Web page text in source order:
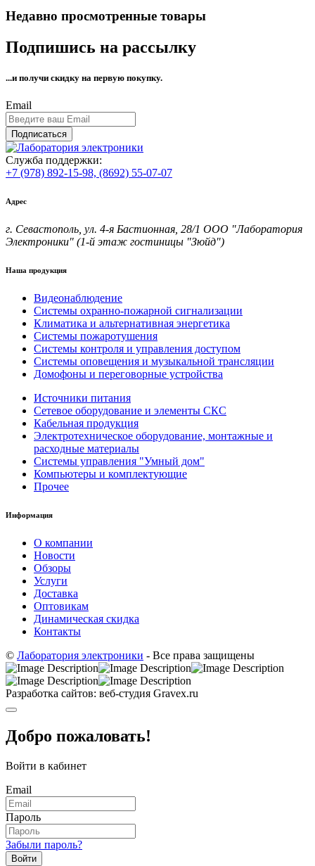
Недавно просмотренные товары
Подпишись на рассылку
...и получи скидку на первую покупку.
Email
Подписаться
Служба поддержки:
+7 (978) 892-15-98, (8692) 55-07-07
Адрес
г. Севастополь, ул. 4-я Бастионная, 28/1 ООО "Лаборатория
Электроники" (1-й этаж гостиницы "Зюйд")
Наша продукция
Видеонаблюдение
Системы охранно-пожарной сигнализации
Климатика и альтернативная энергетика
Системы пожаротушения
Системы контроля и управления доступом
Системы оповещения и музыкальной трансляции
Домофоны и переговорные устройства
Источники питания
Сетевое оборудование и элементы СКС
Кабельная продукция
Электротехническое оборудование, монтажные и
расходные материалы
Системы управления "Умный дом"
Компьютеры и комплектующие
Прочее
Информация
О компании
Новости
Обзоры
Услуги
Доставка
Оптовикам
Динамическая скидка
Контакты
© Лаборатория электроники - Все права защищены
Разработка сайтов: веб-студия Gravex.ru
Добро пожаловать!
Войти в кабинет
Email
Пароль
Забыли пароль?
Войти